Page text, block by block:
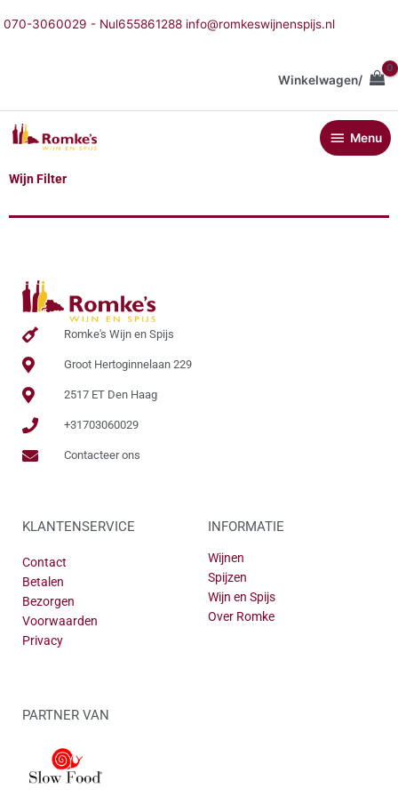
naar
070-3060029 - Nul655861288 info@romkeswijnenspijs.nl
Winkelwagen/
Menu
Menu
Wijn Filter
Romke's Wijn en Spijs
Groot Hertoginnelaan 229
2517 ET Den Haag
+31703060029
Contacteer ons
KLANTENSERVICE
Contact
Betalen
Bezorgen
Voorwaarden
Privacy
INFORMATIE
Wijnen
Spijzen
Wijn en Spijs
Over Romke
PARTNER VAN